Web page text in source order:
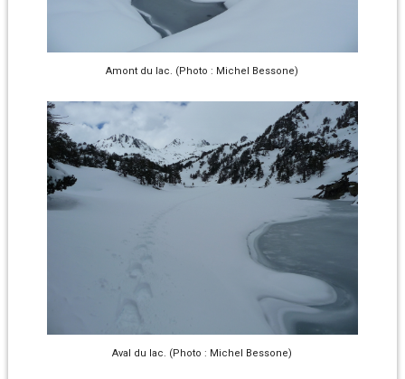
Amont du lac. (Photo : Michel Bessone)
Aval du lac. (Photo : Michel Bessone)